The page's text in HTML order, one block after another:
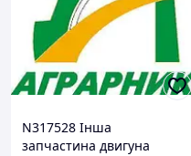
N317528 Інша
запчастина двигуна